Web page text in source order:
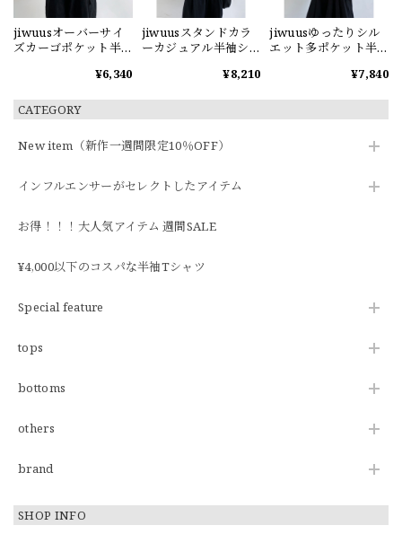
CATEGORY
New item（新作一週間限定10％OFF）
インフルエンサーがセレクトしたアイテム
お得！！！大人気アイテム 週間SALE
¥4,000以下のコスパな半袖Tシャツ
Special feature
tops
bottoms
others
brand
SHOP INFO
jiwuusオーバーサイ
ズカーゴポケット半
¥6,340
jiwuusスタンドカラ
ーカジュアル半袖シ
¥8,210
jiwuusゆったりシル
エット多ポケット半
¥7,840